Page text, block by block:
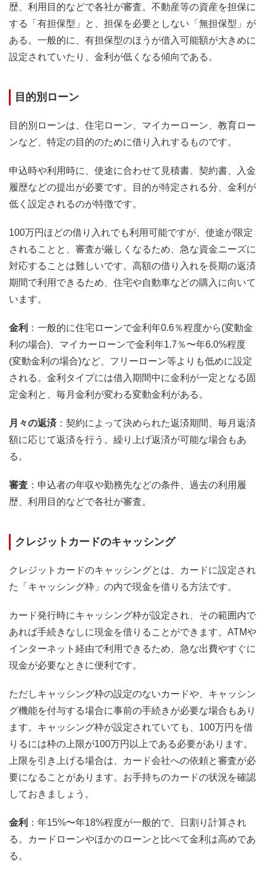
歴、利用目的などで各社が審査。不動産等の資産を担保に
する「有担保型」と、担保を必要としない「無担保型」が
ある。一般的に、有担保型のほうが借入可能額が大きめに
設定されていたり、金利が低くなる傾向である。
目的別ローン
目的別ローンは、住宅ローン、マイカーローン、教育ロー
ンなど、特定の目的のために借り入れするものです。
申込時や利用時に、使途に合わせて見積書、契約書、入金
履歴などの提出が必要です。目的が特定される分、金利が
低く設定されるのが特徴です。
100万円ほどの借り入れでも利用可能ですが、使途が限定
されることと、審査が厳しくなるため、急な資金ニーズに
対応することは難しいです。高額の借り入れを長期の返済
期間で利用できるため、住宅や自動車などの購入に向いて
います。
金利 ：一般的に住宅ローンで金利年0.6％程度から(変動金
利の場合)、マイカーローンで金利年1.7％〜年6.0%程度
(変動金利の場合)など、フリーローン等よりも低めに設定
される。金利タイプには借入期間中に金利が一定となる固
定金利と、毎月金利が変わる変動金利がある。
月々の返済 ：契約によって決められた返済期間、毎月返済
額に応じて返済を行う。繰り上げ返済が可能な場合もあ
る。
審査 ：申込者の年収や勤務先などの条件、過去の利用履
歴、利用目的などで各社が審査。
クレジットカードのキャッシング
クレジットカードのキャッシングとは、カードに設定され
た「キャッシング枠」の内で現金を借りる方法です。
カード発行時にキャッシング枠が設定され、その範囲内で
あれば手続きなしに現金を借りることができます。ATMや
インターネット経由で利用できるため、急な出費やすぐに
現金が必要なときに便利です。
ただしキャッシング枠の設定のないカードや、キャッシン
グ機能を付与する場合に事前の手続きが必要な場合もあり
ます。キャッシング枠が設定されていても、100万円を借
りるには枠の上限が100万円以上である必要があります。
上限を引き上げる場合は、カード会社への依頼と審査が必
要になることがあります。お手持ちのカードの状況を確認
しておきましょう。
金利 ：年15%〜年18%程度が一般的で、日割り計算され
る。カードローンやほかのローンと比べて金利は高めであ
る。